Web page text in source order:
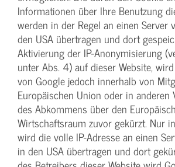
Informationen über Ihre Benutzung
werden in der Regel an einen Server
den USA übertragen und dort
Aktivierung der IP-Anonymisierung
unter Abs. 4) auf dieser Website,
von Google jedoch innerhalb von
Europäischen Union oder in anderen
des Abkommens über den
Wirtschaftsraum zuvor gekürzt. Nur
wird die volle IP-Adresse an einen
in den USA übertragen und dort